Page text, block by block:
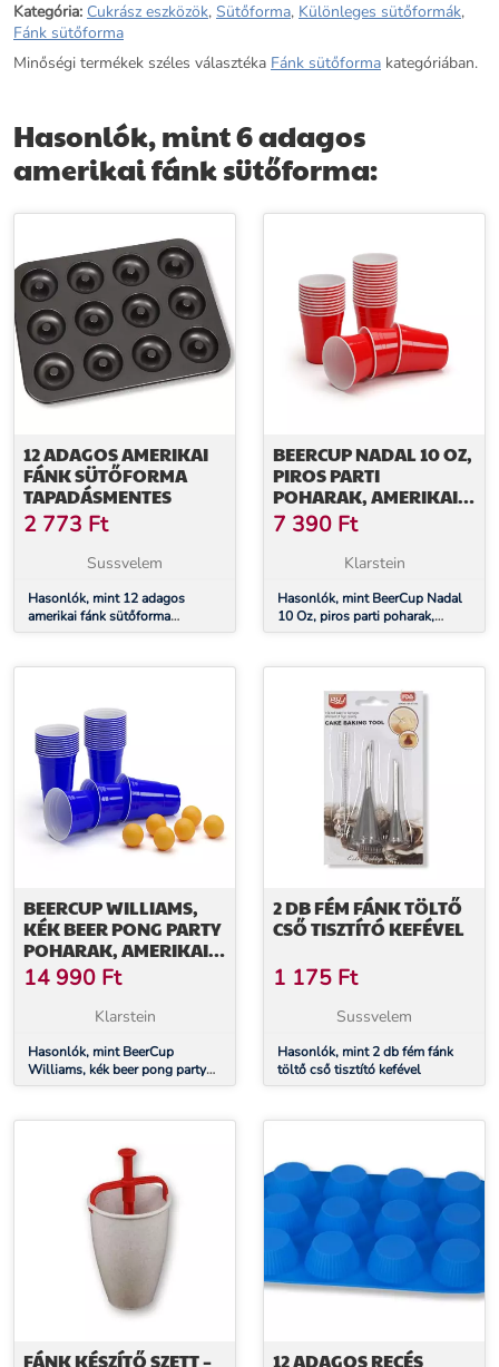
Kategória: Cukrász eszközök, Sütőforma, Különleges sütőformák,
Fánk sütőforma
Minőségi termékek széles választéka Fánk sütőforma kategóriában.
Hasonlók, mint 6 adagos
amerikai fánk sütőforma:
12 ADAGOS AMERIKAI
FÁNK SÜTŐFORMA
TAPADÁSMENTES
2 773 Ft
Sussvelem
Hasonlók, mint 12 adagos
amerikai fánk sütőforma
tapadásmentes
BEERCUP NADAL 10 OZ,
PIROS PARTI
POHARAK, AMERIKAI
EGYETEMI STÍLUSBAN,
295 ML,
ÚJRAFELHASZNÁLHATÓ
7 390 Ft
Klarstein
Hasonlók, mint BeerCup Nadal
10 Oz, piros parti poharak,
amerikai egyetemi stílusban,
BEERCUP WILLIAMS,
KÉK BEER PONG PARTY
POHARAK, AMERIKAI
EGYETEMEK
STÍLUSÁBAN, 473 ML,
LABDÁCSKÁK ÉS
14 990 Ft
Klarstein
Hasonlók, mint BeerCup
Williams, kék beer pong party
poharak, amerikai egyetemek
és szabályzat
2 DB FÉM FÁNK TÖLTŐ
CSŐ TISZTÍTÓ KEFÉVEL
1 175 Ft
Sussvelem
Hasonlók, mint 2 db fém fánk
töltő cső tisztító kefével
FÁNK KÉSZÍTŐ SZETT – 12 ADAGOS RECÉS